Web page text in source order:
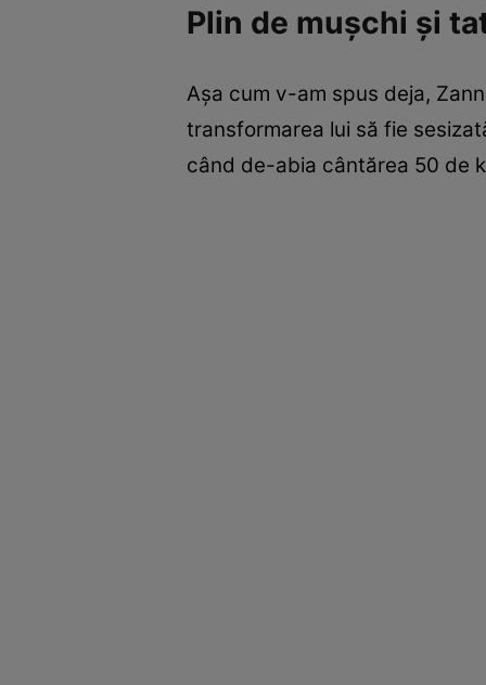
Plin de mușchi și
Așa cum v-am spus deja,
transformarea lui să fie
când de-abia cântărea 50 de